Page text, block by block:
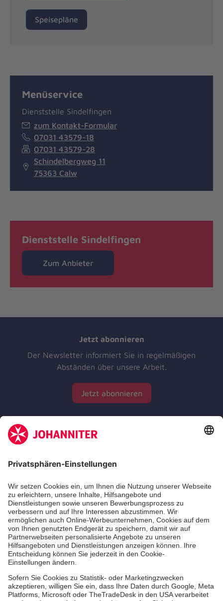
Speisepläne
Menüservice
Dienststelle Sindelfingen
zum Kontakt-Formular
07031 43579-18
07031 43579-28
Schindelbergweg 11
75363 Calw
Dienststelle Sindelfingen
Zum Anbieter
Jetzt abonnieren
Der Newsletter informiert Sie in regelmäßigen
Abständen über unsere Arbeit.
Jetzt abonnieren
Zertifizierung der Johanniter-Unfall-Hilfe e.V.
Die Johanniter GmbH führt das Spendenzertifikat
des Deutschen Spendenrats e.V.